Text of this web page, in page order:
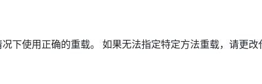
下使用正确的重载。 如果无法指定特定方法重载，请更改